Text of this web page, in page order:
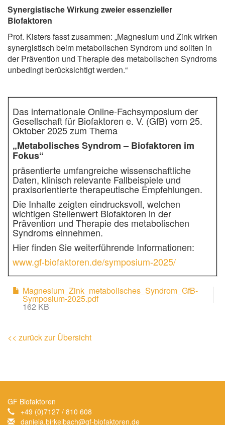
Synergistische Wirkung zweier essenzieller
Biofaktoren
Prof. Kisters fasst zusammen: „Magnesium und Zink wirken
synergistisch beim metabolischen Syndrom und sollten in
der Prävention und Therapie des metabolischen Syndroms
unbedingt berücksichtigt werden.“
Das internationale Online-Fachsymposium der
Gesellschaft für Biofaktoren e. V. (GfB) vom 25.
Oktober 2025 zum Thema
„Metabolisches Syndrom – Biofaktoren im
Fokus“
präsentierte umfangreiche wissenschaftliche
Daten, klinisch relevante Fallbeispiele und
praxisorientierte therapeutische Empfehlungen.
Die Inhalte zeigten eindrucksvoll, welchen
wichtigen Stellenwert Biofaktoren in der
Prävention und Therapie des metabolischen
Syndroms einnehmen.
Hier finden Sie weiterführende Informationen:
www.gf-biofaktoren.de/symposium-2025/
Magnesium_Zink_metabolisches_Syndrom_GfB-
Symposium-2025.pdf
162 KB
<< zurück zur Übersicht
GF Biofaktoren
+49 (0)7127 / 810 608
daniela.birkelbach@gf-biofaktoren.de